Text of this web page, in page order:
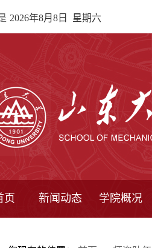
2026年8月8日 星期六
页 新闻动态 学院概况